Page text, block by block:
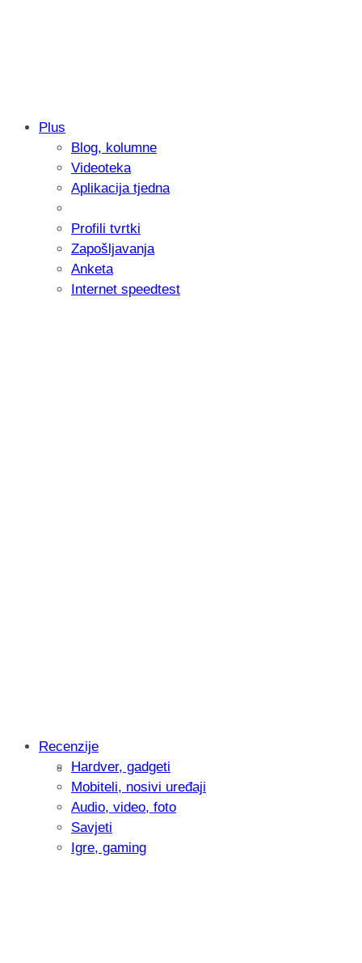
Samsung otkrio kako je nastajala
donijelo tanje i izdržljivije preklopne
Plus
Blog, kolumne
Videoteka
Aplikacija tjedna
Profili tvrtki
Zapošljavanja
Anketa
Internet speedtest
Intervju: Goran Jović, fotograf -
Recenzije
Hardver, gadgeti
Mobiteli, nosivi uređaji
Audio, video, foto
Savjeti
Igre, gaming